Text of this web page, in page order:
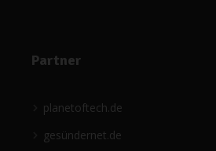
Partner
planetoftech.de
gesündernet.de